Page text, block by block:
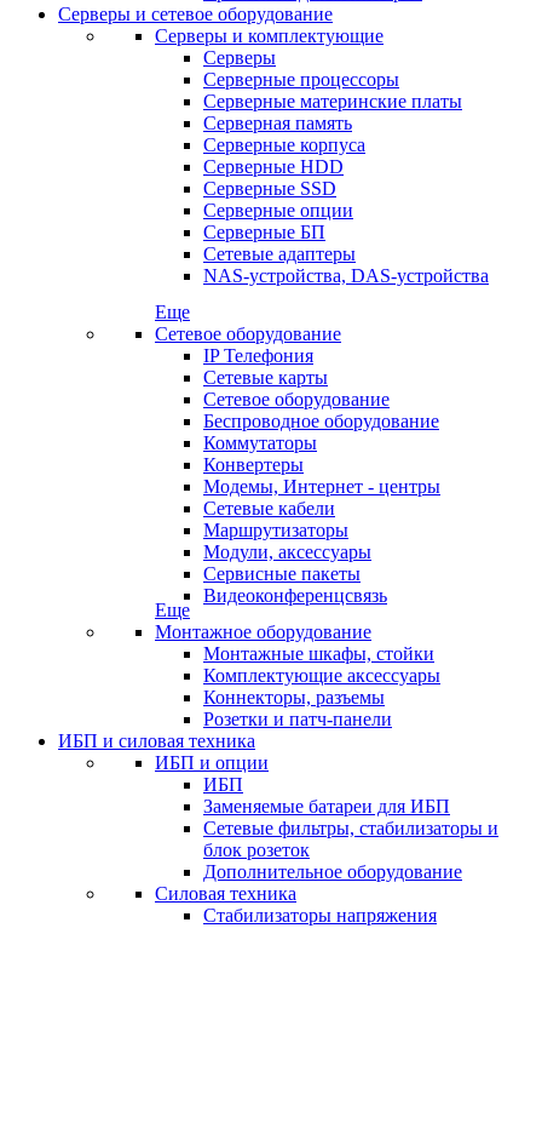
Серверы и сетевое оборудование
Серверы и комплектующие
Серверы
Серверные процессоры
Серверные материнские платы
Серверная память
Серверные корпуса
Серверные HDD
Серверные SSD
Серверные опции
Серверные БП
Сетевые адаптеры
NAS-устройства, DAS-устройства
Еще
Сетевое оборудование
IP Телефония
Сетевые карты
Сетевое оборудование
Беспроводное оборудование
Коммутаторы
Конвертеры
Модемы, Интернет - центры
Сетевые кабели
Маршрутизаторы
Модули, аксессуары
Сервисные пакеты
Видеоконференцсвязь
Еще
Монтажное оборудование
Монтажные шкафы, стойки
Комплектующие аксессуары
Коннекторы, разъемы
Розетки и патч-панели
ИБП и силовая техника
ИБП и опции
ИБП
Заменяемые батареи для ИБП
Сетевые фильтры, стабилизаторы и
блок розеток
Дополнительное оборудование
Силовая техника
Стабилизаторы напряжения